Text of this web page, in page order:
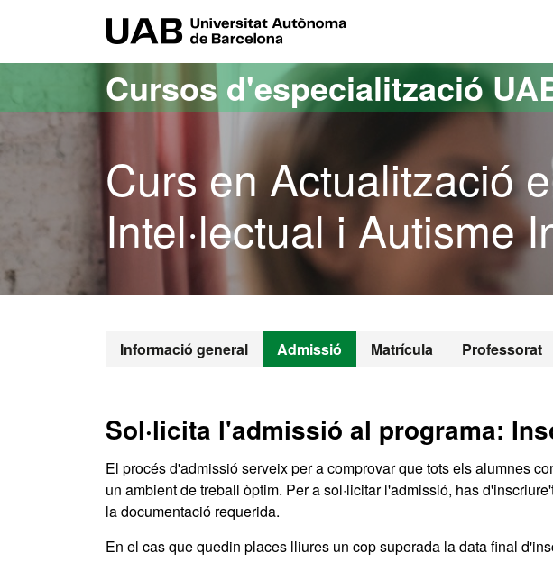
Cursos d'especialització
Curs en Actualització
Intel·lectual i Autisme
Informació general Admissió Matrícula Professorat
Sol·licita l'admissió al programa:
El procés d'admissió serveix per a comprovar que tots els alumnes
un ambient de treball òptim. Per a sol·licitar l'admissió, has
la documentació requerida.
En el cas que quedin places lliures un cop superada la data final